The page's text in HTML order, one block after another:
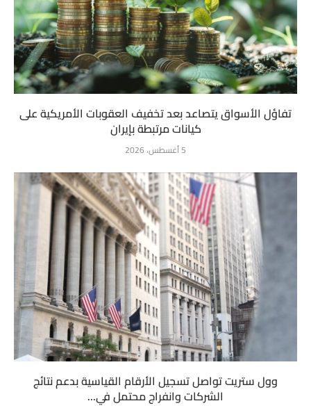
تفاؤل الأسواق يتصاعد بعد تخفيف العقوبات الأمريكية على
كيانات مرتبطة بإيران
5 أغسطس، 2026
وول ستريت تواصل تسجيل الأرقام القياسية بدعم نتائج
الشركات وانفراج محتمل في...